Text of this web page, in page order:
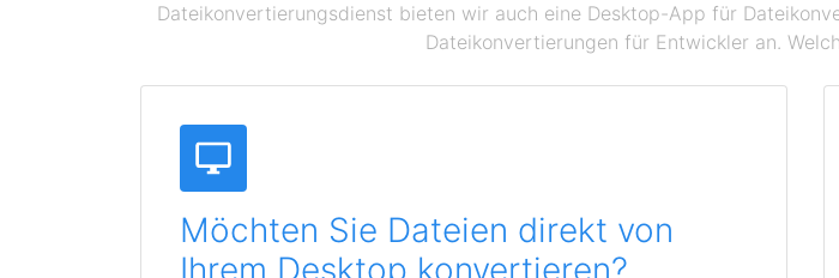
Dateikonvertierungsdienst bieten wir auch eine Desktop-App für
Dateikonvertierungen für Entwickler an.
Möchten Sie Dateien direkt von
Ihrem Desktop konvertieren?